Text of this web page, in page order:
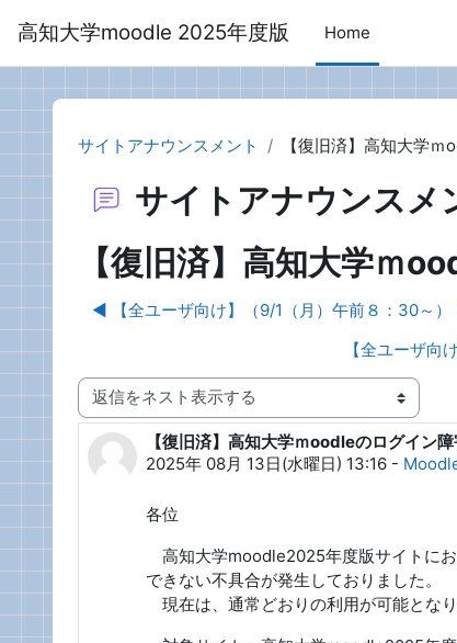
高知大学moodle 2025年度版 Home
サイトアナウンスメント 【復旧済】高知大学
サイトアナウンスメ
【復旧済】高知大学ｍ
◀︎ 【全ユーザ向け】（9/1（月）午前８：30～
【全ユーザ
表示モード
【復旧済】高知大学ｍoodleのログイン
2025年 08月 13日(水曜日) 13:16 -
返信数: 0
各位
高知大学moodle2025年度版サイトに
できない不具合が発生しておりました。
現在は、通常どおりの利用が可能とな